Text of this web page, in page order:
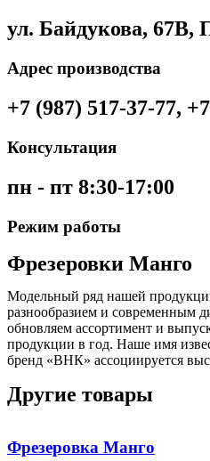
ул. Байдукова, 67В,
Адрес производства
+7 (987) 517-37-77,
Консультация
пн - пт 8:30-17:00
Режим работы
Фрезеровки Манго
Модельный ряд нашей
разнообразием и современным
обновляем ассортимент и
продукции в год. Наше имя
бренд «ВНК» ассоциируется
Другие товары
Фрезеровка Манго